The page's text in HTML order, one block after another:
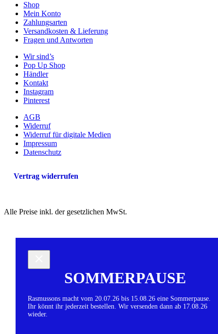
Shop
Mein Konto
Zahlungsarten
Versandkosten & Lieferung
Fragen und Antworten
Wir sind’s
Pop Up Shop
Händler
Kontakt
Instagram
Pinterest
AGB
Widerruf
Widerruf für digitale Medien
Impressum
Datenschutz
Vertrag widerrufen
Alle Preise inkl. der gesetzlichen MwSt.
SOMMERPAUSE
Rasmussons macht vom 20.07.26 bis 15.08.26 eine Sommerpause.
Ihr könnt ihr jederzeit bestellen. Wir versenden dann ab 17.08.26
wieder.